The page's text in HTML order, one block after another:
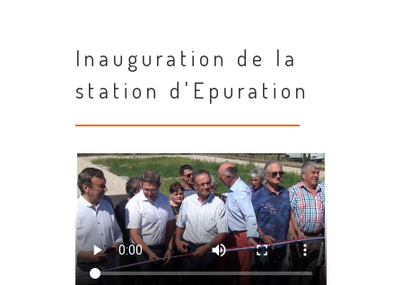
Inauguration de la
station d'Epuration